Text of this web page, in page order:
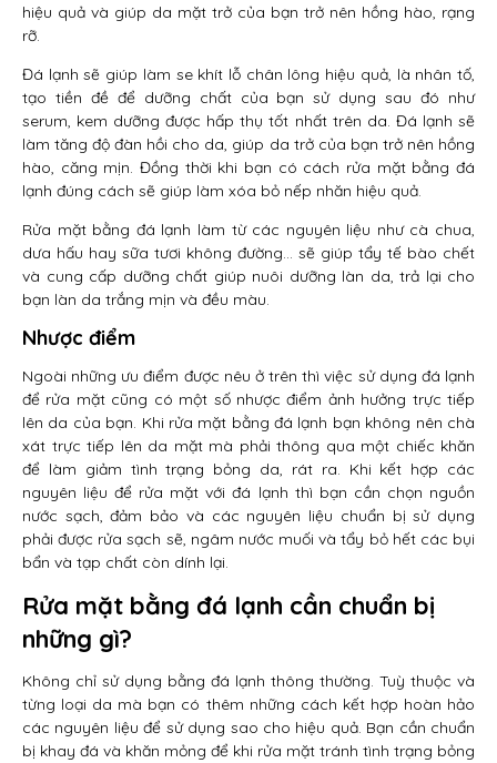
hiệu quả và giúp da mặt trở của bạn trở nên hồng hào, rạng
rỡ.
Đá lạnh sẽ giúp làm se khít lỗ chân lông hiệu quả, là nhân tố,
tạo tiền đề để dưỡng chất của bạn sử dụng sau đó như
serum, kem dưỡng được hấp thụ tốt nhất trên da. Đá lạnh sẽ
làm tăng độ đàn hồi cho da, giúp da trở của bạn trở nên hồng
hào, căng mịn. Đồng thời khi bạn có cách rửa mặt bằng đá
lạnh đúng cách sẽ giúp làm xóa bỏ nếp nhăn hiệu quả.
Rửa mặt bằng đá lạnh làm từ các nguyên liệu như cà chua,
dưa hấu hay sữa tươi không đường… sẽ giúp tẩy tế bào chết
và cung cấp dưỡng chất giúp nuôi dưỡng làn da, trả lại cho
bạn làn da trắng mịn và đều màu.
Nhược điểm
Ngoài những ưu điểm được nêu ở trên thì việc sử dụng đá lạnh
để rửa mặt cũng có một số nhược điểm ảnh hưởng trực tiếp
lên da của bạn. Khi rửa mặt bằng đá lạnh bạn không nên chà
xát trực tiếp lên da mặt mà phải thông qua một chiếc khăn
để làm giảm tình trạng bỏng da, rát ra. Khi kết hợp các
nguyên liệu để rửa mặt với đá lạnh thì bạn cần chọn nguồn
nước sạch, đảm bảo và các nguyên liệu chuẩn bị sử dụng
phải được rửa sạch sẽ, ngâm nước muối và tẩy bỏ hết các bụi
bẩn và tạp chất còn dính lại.
Rửa mặt bằng đá lạnh cần chuẩn bị
những gì?
Không chỉ sử dụng bằng đá lạnh thông thường. Tuỳ thuộc và
từng loại da mà bạn có thêm những cách kết hợp hoàn hảo
các nguyên liệu để sử dụng sao cho hiệu quả. Bạn cần chuẩn
bị khay đá và khăn mỏng để khi rửa mặt tránh tình trạng bỏng